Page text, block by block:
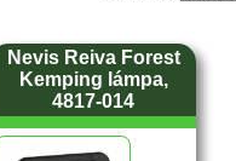
Nevis Reiva Forest
Kemping lámpa,
4817-014